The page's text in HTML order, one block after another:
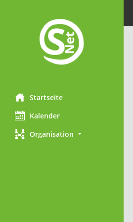
Startseite
Kalender
Organisation